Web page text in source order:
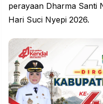
perayaan Dharma Santi
Hari Suci Nyepi 2026.